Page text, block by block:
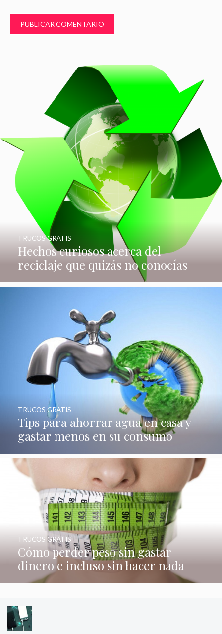
Hechos curiosos acerca del
reciclaje que quizás no conocías
TRUCOS GRATIS
Tips para ahorrar agua en casa y
gastar menos en su consumo
TRUCOS GRATIS
Cómo perder peso sin gastar
dinero e incluso sin hacer nada
TRUCOS GRATIS